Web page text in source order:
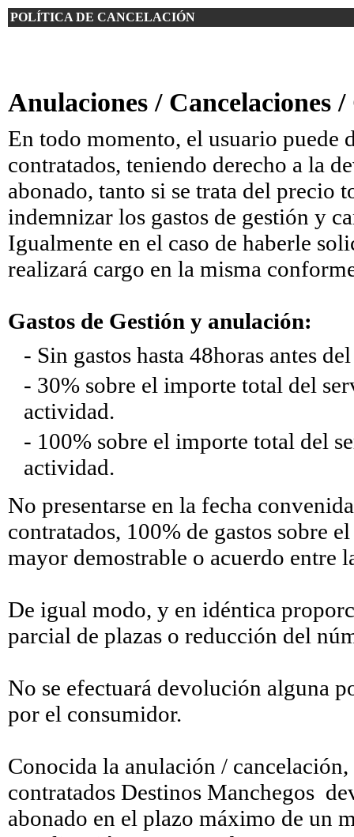
POLÍTICA DE CANCELACIÓN
Anulaciones / Cancelaciones
En todo momento, el usuario puede
contratados, teniendo derecho a la
abonado, tanto si se trata del precio
indemnizar los gastos de gestión y
Igualmente en el caso de haberle
realizará cargo en la misma
Gastos de Gestión y anulación:
- Sin gastos hasta 48horas antes
- 30% sobre el importe total del
actividad.
- 100% sobre el importe total del
actividad.
No presentarse en la fecha
contratados, 100% de gastos sobre
mayor demostrable o acuerdo entre
De igual modo, y en idéntica
parcial de plazas o reducción del
No se efectuará devolución alguna
por el consumidor.
Conocida la anulación /
contratados Destinos Manchegos
abonado en el plazo máximo de un